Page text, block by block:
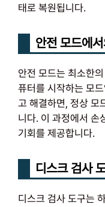
태로 복원됩니다.
안전 모드에
안전 모드는 최소한
퓨터를 시작하는 모
고 해결하면, 정상 모
니다. 이 과정에서 손
기회를 제공합니다.
디스크 검사
디스크 검사 도구는